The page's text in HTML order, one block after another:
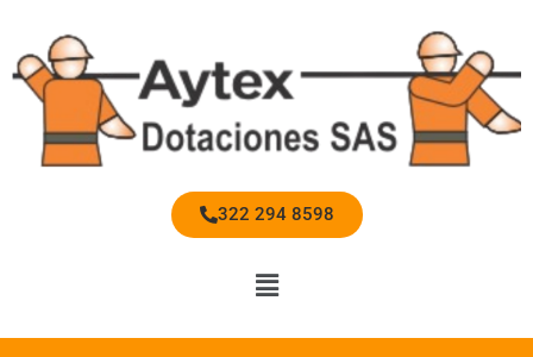
322 294 8598